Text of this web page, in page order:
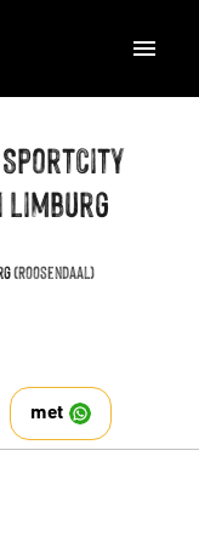
Limburg
(Roosendaal)
met